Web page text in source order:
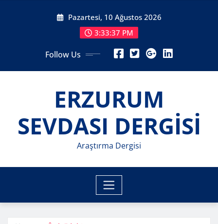
Pazartesi, 10 Ağustos 2026
3:33:39 PM
Follow Us
ERZURUM
SEVDASI DERGİSİ
Araştırma Dergisi